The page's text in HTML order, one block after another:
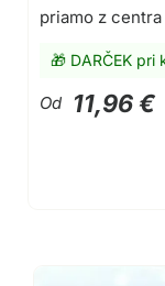
recenzií
priamo z
🎁 DARČEK
Od 11,96 €